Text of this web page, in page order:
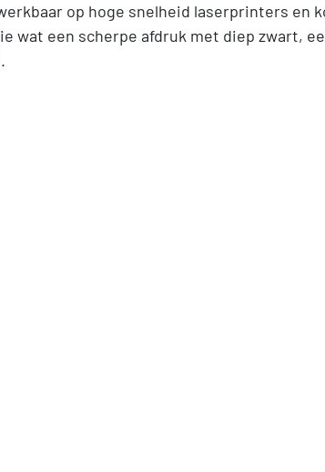
op hoge snelheid laserprinters en
wat een scherpe afdruk met diep zwart,